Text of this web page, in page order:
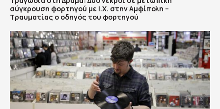
σύγκρουση φορτηγού με Ι.Χ. στην Αμφίπολη –
Τραυματίας ο οδηγός του φορτηγού